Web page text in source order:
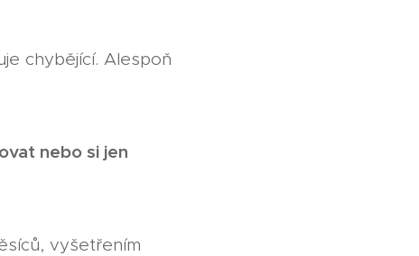
chybějící. Alespoň
nebo si jen
vyšetřením